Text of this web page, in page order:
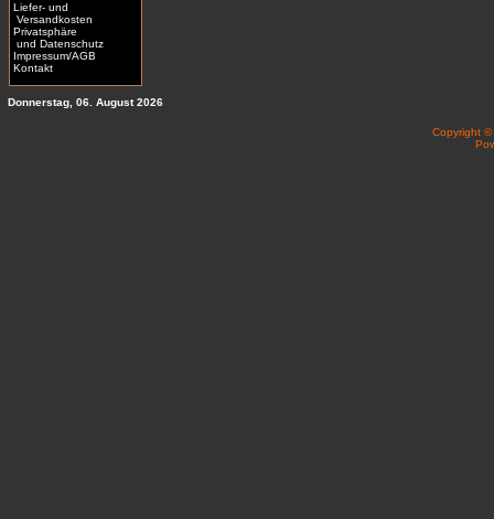
Liefer- und
Versandkosten
Privatsphäre
und Datenschutz
Impressum/AGB
Kontakt
Donnerstag, 06. August 2026
Copyright